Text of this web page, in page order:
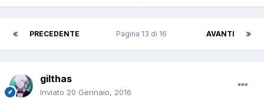
PRECEDENTE AVANTI
Pagina 13 di 16
gilthas
Inviato 20 Gennaio, 2016